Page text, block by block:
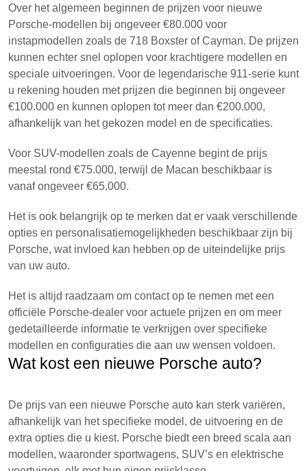
Over het algemeen beginnen de prijzen voor nieuwe
Porsche-modellen bij ongeveer €80.000 voor
instapmodellen zoals de 718 Boxster of Cayman. De prijzen
kunnen echter snel oplopen voor krachtigere modellen en
speciale uitvoeringen. Voor de legendarische 911-serie kunt
u rekening houden met prijzen die beginnen bij ongeveer
€100.000 en kunnen oplopen tot meer dan €200.000,
afhankelijk van het gekozen model en de specificaties.
Voor SUV-modellen zoals de Cayenne begint de prijs
meestal rond €75.000, terwijl de Macan beschikbaar is
vanaf ongeveer €65.000.
Het is ook belangrijk op te merken dat er vaak verschillende
opties en personalisatiemogelijkheden beschikbaar zijn bij
Porsche, wat invloed kan hebben op de uiteindelijke prijs
van uw auto.
Het is altijd raadzaam om contact op te nemen met een
officiële Porsche-dealer voor actuele prijzen en om meer
gedetailleerde informatie te verkrijgen over specifieke
modellen en configuraties die aan uw wensen voldoen.
Wat kost een nieuwe Porsche auto?
De prijs van een nieuwe Porsche auto kan sterk variëren,
afhankelijk van het specifieke model, de uitvoering en de
extra opties die u kiest. Porsche biedt een breed scala aan
modellen, waaronder sportwagens, SUV’s en elektrische